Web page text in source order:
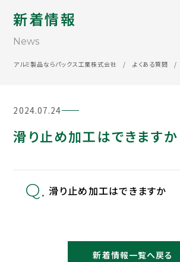
新着情報
News
アルミ製品ならパックス工業株式会社 / よくある質問 /
2024.07.24
滑り止め加工はできますか
滑り止め加工はできますか
新着情報一覧へ戻る